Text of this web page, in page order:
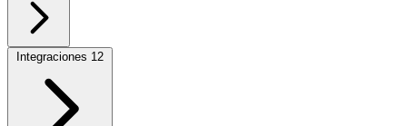
Integraciones 12